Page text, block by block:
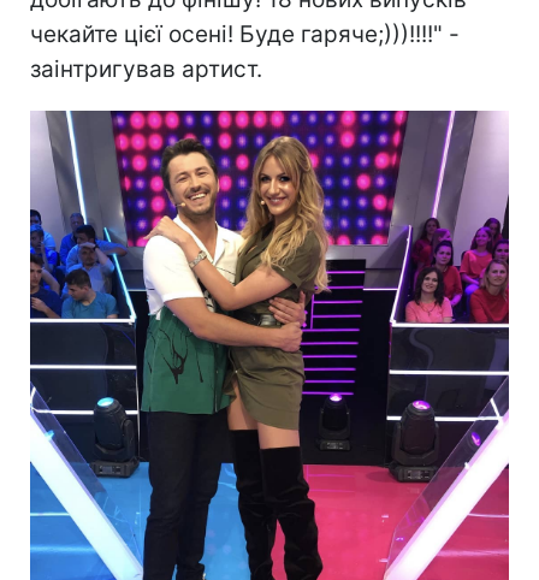
чекайте цієї осені! Буде гаряче;)))!!!!" -
заінтригував артист.